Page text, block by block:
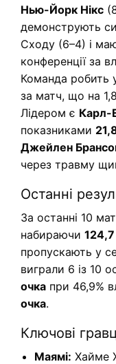
Нью-Йорк Нікс
демонструють
Сходу (6–4) і
конференції за
Команда робить
за матч, що на
Лідером є Карл-
показниками
Джейлен
через травму
Останні
За останні 10
набираючи
пропускають у
виграли 6 із 10
очка при 46,9%
очка.
Ключові
Маямі: Хайме